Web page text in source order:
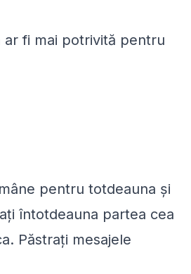
ar fi mai potrivită pentru
pentru totdeauna și
întotdeauna partea cea
Păstrați mesajele